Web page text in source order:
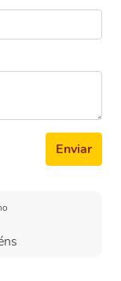
Enviar